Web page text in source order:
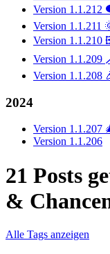
Version 1.1.212
Version 1.1.211
Version 1.1.210
Version 1.1.209
Version 1.1.208
2024
Version 1.1.207
Version 1.1.206
21 Posts
&
Alle Tags anzeigen